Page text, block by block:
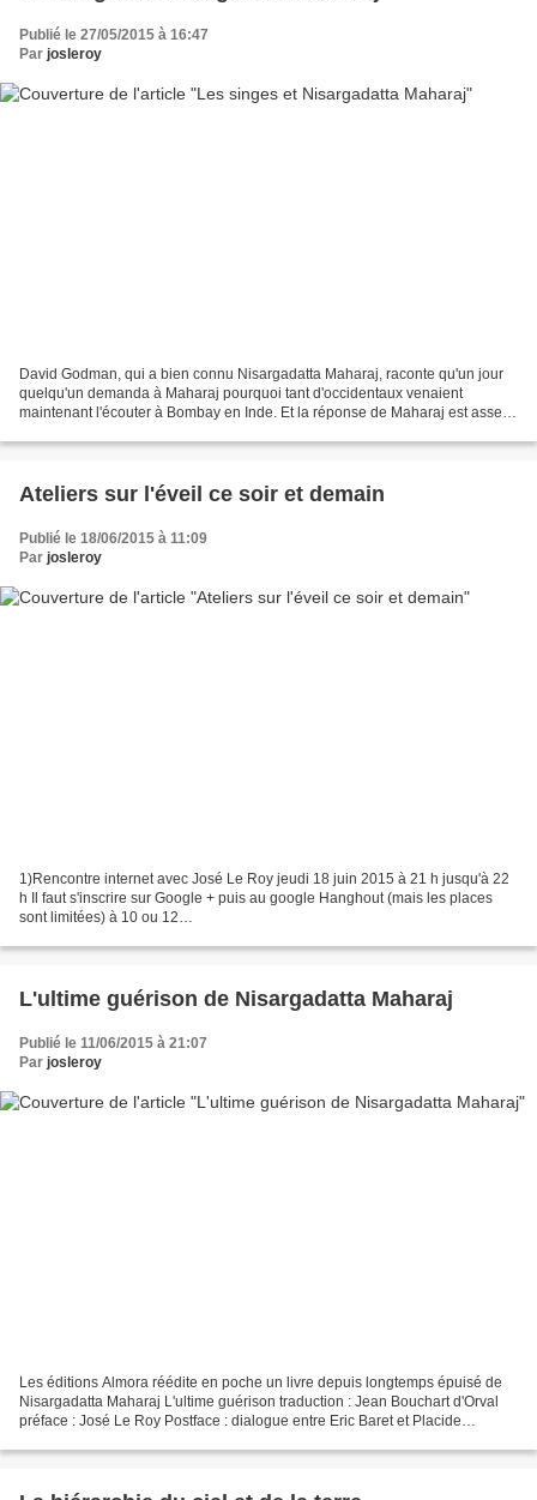
Publié le 27/05/2015 à 16:47
Par josleroy
David Godman, qui a bien connu Nisargadatta Maharaj, raconte qu'un jour
quelqu'un demanda à Maharaj pourquoi tant d'occidentaux venaient
maintenant l'écouter à Bombay en Inde. Et la réponse de Maharaj est assez
Ateliers sur l'éveil ce soir et demain
Publié le 18/06/2015 à 11:09
Par josleroy
1)Rencontre internet avec José Le Roy jeudi 18 juin 2015 à 21 h jusqu'à 22
h Il faut s'inscrire sur Google + puis au google Hanghout (mais les places
sont limitées) à 10 ou 12
authkey=CPyuz6mBjviOXA...
L'ultime guérison de Nisargadatta Maharaj
Publié le 11/06/2015 à 21:07
Par josleroy
Les éditions Almora réédite en poche un livre depuis longtemps épuisé de
Nisargadatta Maharaj L'ultime guérison traduction : Jean Bouchart d'Orval
préface : José Le Roy Postface : dialogue entre Eric Baret et Placide